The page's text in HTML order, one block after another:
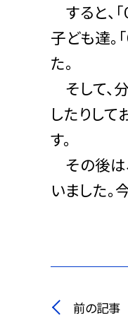
すると、
子ども達。
た。
そして、
したりして
す。
その後は
いました。
前の記事